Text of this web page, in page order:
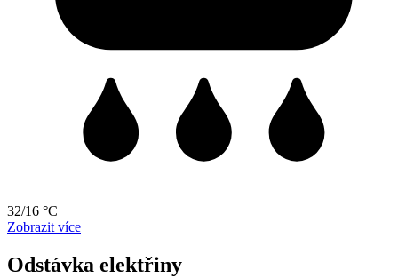
32/16 °C
Zobrazit více
Odstávka elektřiny